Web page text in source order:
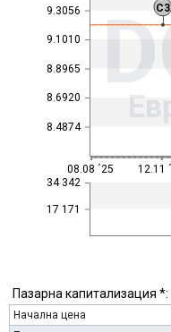
8.4874
8.6920
8.8965
9.1010
9.3056
17 171
34 342
08.08 ´25 12.11
C3
Пазарна капитализация *:
Начална цена